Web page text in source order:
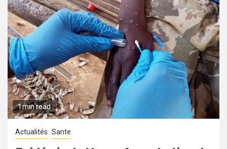
1 min read
Actualités Sante